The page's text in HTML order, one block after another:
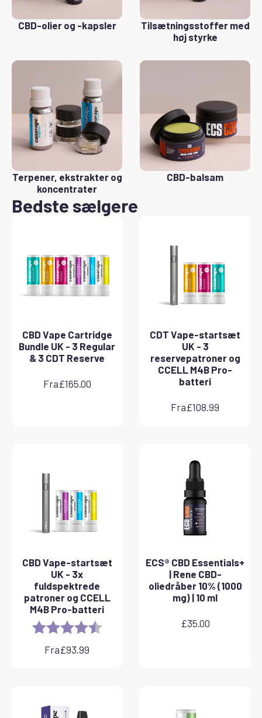
CBD-olier og -kapsler
Tilsætningsstoffer med
høj styrke
Terpener, ekstrakter og
koncentrater
CBD-balsam
Bedste sælgere
CBD Vape Cartridge
Bundle UK - 3 Regular
& 3 CDT Reserve
Fra£165.00
CDT Vape-startsæt
UK - 3
reservepatroner og
CCELL M4B Pro-
batteri
Fra£108.99
CBD Vape-startsæt
UK - 3x
fuldspektrede
patroner og CCELL
M4B Pro-batteri
Rating: 4.8 out of 5 stars
Fra£93.99
ECS® CBD Essentials+
| Rene CBD-
oliedråber 10% (1000
mg) | 10 ml
£35.00